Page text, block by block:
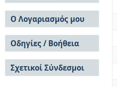
Σε όλο το DSpace
Κοινότητες & Συλλογές
Ανά Ημερομηνία
Έκδοσης
Συγγραφείς
Τίτλοι
Θέματα
Ο Λογαριασμός μου
Σύνδεση
Εγγραφή
Οδηγίες / Βοήθεια
Οδηγίες Υποβολής
Οδηγίες Χρήσης ΙΑ
Συχνές Ερωτήσεις
Σχετικοί Σύνδεσμοι